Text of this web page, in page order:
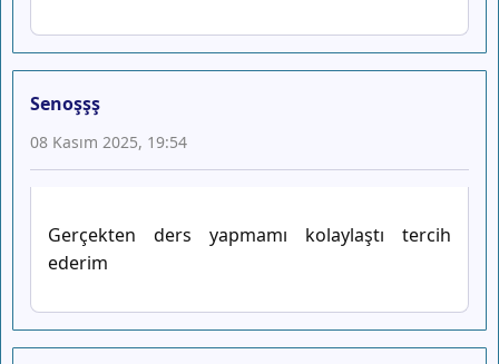
Senoşşş
08 Kasım 2025, 19:54
Gerçekten ders yapmamı kolaylaştı tercih
ederim